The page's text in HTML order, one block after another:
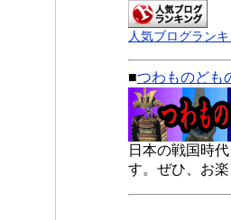
人気ブログラン
■つわものども
日本の戦国時
す。ぜひ、お楽